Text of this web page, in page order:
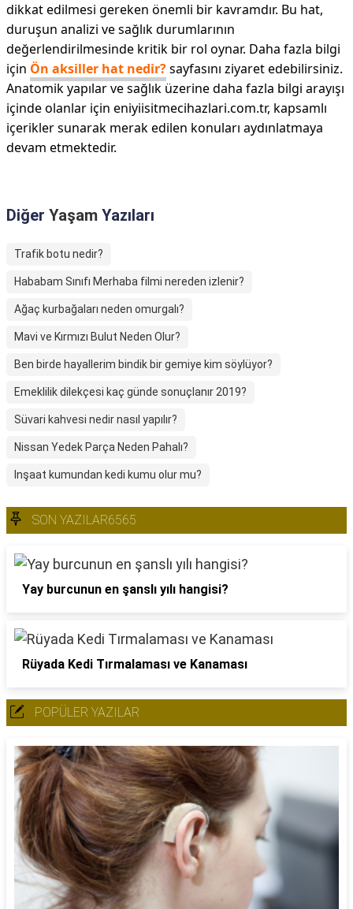
dikkat edilmesi gereken önemli bir kavramdır. Bu hat,
duruşun analizi ve sağlık durumlarının
değerlendirilmesinde kritik bir rol oynar. Daha fazla bilgi
için Ön aksiller hat nedir?sayfasını ziyaret edebilirsiniz.
Anatomik yapılar ve sağlık üzerine daha fazla bilgi arayışı
içinde olanlar için eniyiisitmecihazlari.com.tr, kapsamlı
içerikler sunarak merak edilen konuları aydınlatmaya
devam etmektedir.
Diğer Yaşam Yazıları
Trafik botu nedir?
Hababam Sınıfı Merhaba filmi nereden izlenir?
Ağaç kurbağaları neden omurgalı?
Mavi ve Kırmızı Bulut Neden Olur?
Ben birde hayallerim bindik bir gemiye kim söylüyor?
Emeklilik dilekçesi kaç günde sonuçlanır 2019?
Süvari kahvesi nedir nasıl yapılır?
Nissan Yedek Parça Neden Pahalı?
Inşaat kumundan kedi kumu olur mu?
SON YAZILAR6565
Yay burcunun en şanslı yılı hangisi?
Rüyada Kedi Tırmalaması ve Kanaması
POPÜLER YAZILAR